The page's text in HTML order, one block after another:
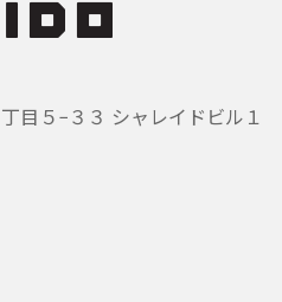
目５−３３ シャレイドビル１